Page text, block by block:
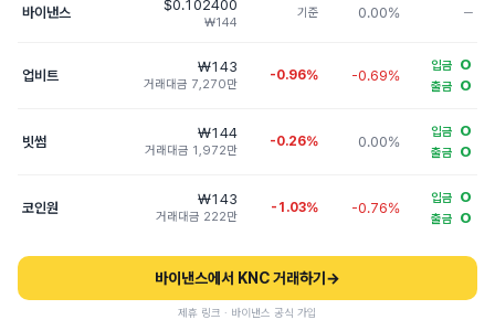
바이낸스 $0.102400
₩144
기준 0.00% ─
업비트
₩143
거래대금 7,270만
-0.96% -0.69%
입금 O
출금 O
빗썸
₩144
거래대금 1,972만
-0.26% 0.00%
입금 O
출금 O
코인원
₩143
거래대금 222만
-1.03% -0.76%
입금 O
출금 O
바이낸스에서 KNC 거래하기 →
제휴 링크 · 바이낸스 공식 가입